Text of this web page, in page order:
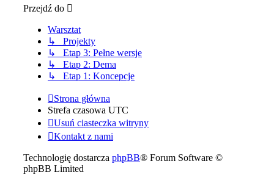
Przejdź do
Warsztat
↳ Projekty
↳ Etap 3: Pełne wersje
↳ Etap 2: Dema
↳ Etap 1: Koncepcje
Strona główna
Strefa czasowa UTC
Usuń ciasteczka witryny
Kontakt z nami
Technologię dostarcza phpBB® Forum Software ©
phpBB Limited